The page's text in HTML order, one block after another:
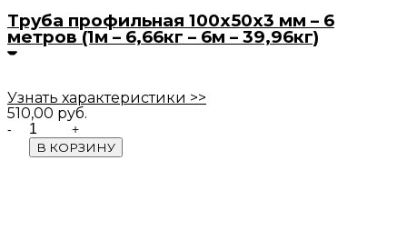
Труба профильная 100х50х3 мм – 6
метров (1м – 6,66кг – 6м – 39,96кг)
Узнать характеристики >>
510,00 руб.
Quantity
В КОРЗИНУ